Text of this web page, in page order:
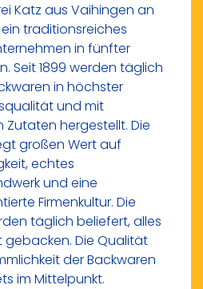
Katz aus Vaihingen an
ein traditionsreiches
in fünfter
Seit 1899 werden täglich
in höchster
und mit
Zutaten hergestellt. Die
großen Wert auf
echtes
und eine
Firmenkultur. Die
täglich beliefert, alles
gebacken. Die Qualität
der Backwaren
im Mittelpunkt.